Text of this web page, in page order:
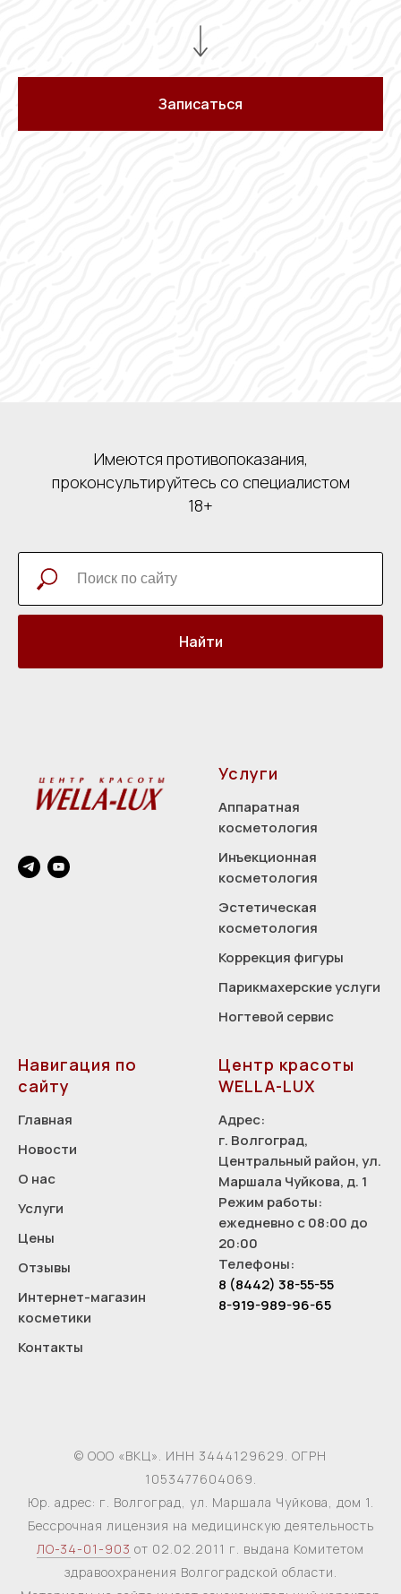
Записаться
Имеются противопоказания,
проконсультируйтесь со специалистом
18+
Найти
Услуги
Аппаратная
косметология
Инъекционная
косметология
Эстетическая
косметология
Коррекция фигуры
Парикмахерские услуги
Ногтевой сервис
Навигация по
сайту
Главная
Новости
О нас
Услуги
Цены
Отзывы
Интернет-магазин
косметики
Контакты
Центр красоты
WELLA-LUX
Адрес:
г. Волгоград,
Центральный район, ул.
Маршала Чуйкова, д. 1
Режим работы:
ежедневно с 08:00 до
20:00
Телефоны:
8 (8442) 38-55-55
8-919-989-96-65
© ООО «ВКЦ». ИНН 3444129629. ОГРН
1053477604069.
Юр. адрес: г. Волгоград, ул. Маршала Чуйкова, дом 1.
Бессрочная лицензия на медицинскую деятельность
ЛО-34-01-903 от 02.02.2011 г. выдана Комитетом
здравоохранения Волгоградской области.